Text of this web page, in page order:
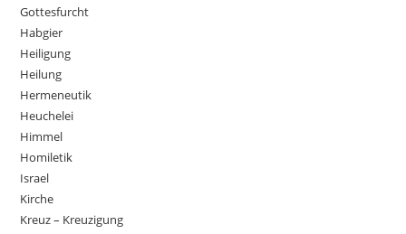
Gottesfurcht
Habgier
Heiligung
Heilung
Hermeneutik
Heuchelei
Himmel
Homiletik
Israel
Kirche
Kreuz – Kreuzigung